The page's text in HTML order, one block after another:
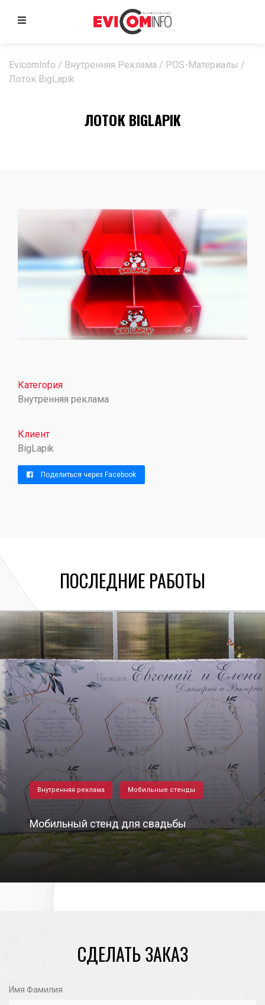
EvicomInfo / Внутренняя Реклама / POS-Материалы /
Лоток BigLapik
ЛОТОК BIGLAPIK
Категория
Внутренняя реклама
Клиент
BigLapik
Поделиться через Facebook
ПОСЛЕДНИЕ РАБОТЫ
Внутренняя реклама Мобильные стенды
Мобильный стенд для свадьбы
06/10/2023
СДЕЛАТЬ ЗАКАЗ
Имя Фамилия